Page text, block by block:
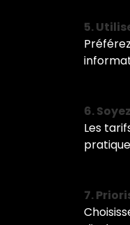
5.
6.
Les
7.